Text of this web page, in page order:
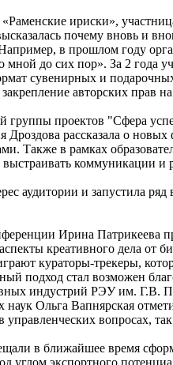
ириски»,
почему вновь и
в прошлом году
мной до сих пор». За 2 года
сувенирных и
авторских прав
группы проектов "Сфера
рассказала о
Также в рамках
коммуникации и
аудитории и запустила
Ирина Патрикеева
креативного дела
кураторы-трекеры,
подход стал возможен
индустрий РЭУ им. Г.В.
наук Ольга Вапнярская
управленческих вопросах,
в ближайшее время
углом экспортного